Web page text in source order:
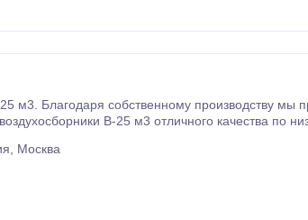
Благодаря собственному производству мы
В-25 м3 отличного качества по
Москва